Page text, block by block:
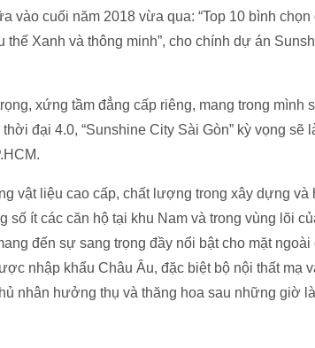
vào cuối năm 2018 vừa qua: “Top 10 bình chọn
thế Xanh và thông minh”, cho chính dự án
xứng tầm đẳng cấp riêng, mang trong mình
đại 4.0, “Sunshine City Sài Gòn” kỳ vọng sẽ
vật liệu cao cấp, chất lượng trong xây dựng và
số ít các căn hộ tại khu Nam và trong vùng lõi
đến sự sang trọng đầy nổi bật cho mặt ngoài
nhập khẩu Châu Âu, đặc biệt bộ nội thất mạ
nhân hưởng thụ và thăng hoa sau những giờ